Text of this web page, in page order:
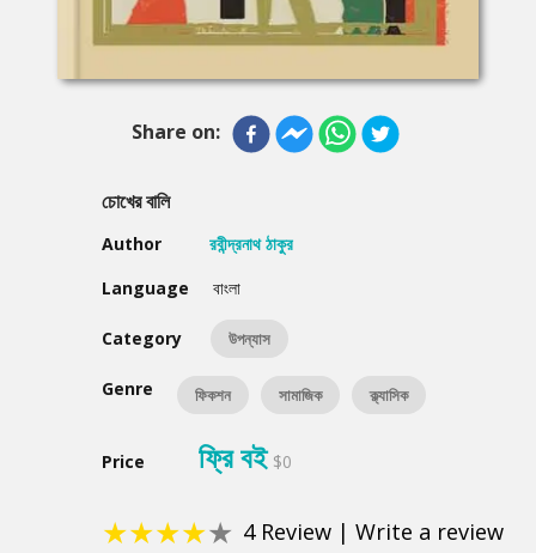
Share on:
চোখের বালি
Author
রবীন্দ্রনাথ ঠাকুর
Language
বাংলা
Category উপন্যাস
Genre ফিকশন সামাজিক ক্ল্যাসিক
Price ফ্রি বই $0
★★★★★ 4Review | Write a review